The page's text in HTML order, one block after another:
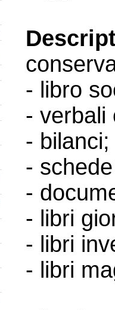
- libro
- verbali
- bilanci;
-
-
- libri
- libri
- libri